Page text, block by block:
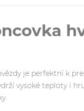
je perfektní k
vysoké teploty i